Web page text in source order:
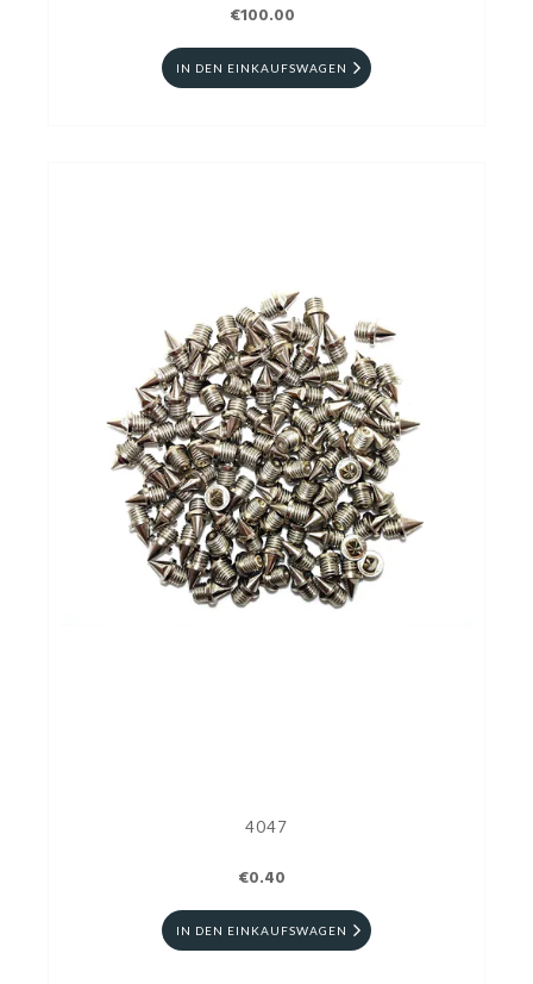
€100.00
IN DEN EINKAUFSWAGEN
4047
€0.40
IN DEN EINKAUFSWAGEN